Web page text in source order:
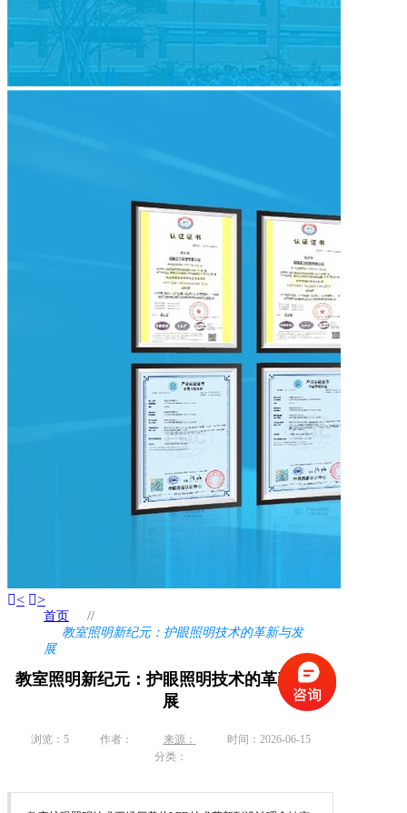
< >
首页
//
教室照明新纪元：护眼照明技术的革新与发
展
教室照明新纪元：护眼照明技术的革新与发
展
浏览： 5 作者： 来源：
时间：2026-06-15
分类：